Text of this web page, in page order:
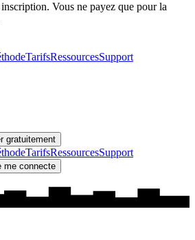
Vous ne payez que pour la
TarifsRessourcesSupport
gratuitement
TarifsRessourcesSupport
me connecte